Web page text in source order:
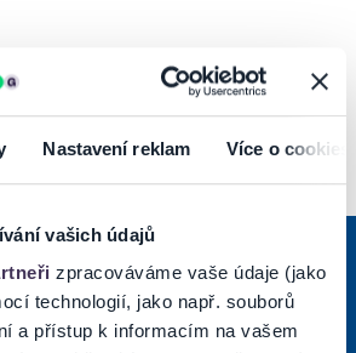
Nastavení reklam Více o cookies
vašich údajů
zpracováváme vaše údaje (jako
technologií, jako např. souborů
a přístup k informacím na vašem
KODBERU NOVINIEK